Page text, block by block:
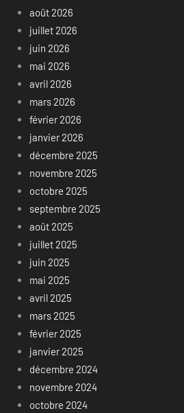
août 2026
juillet 2026
juin 2026
mai 2026
avril 2026
mars 2026
février 2026
janvier 2026
décembre 2025
novembre 2025
octobre 2025
septembre 2025
août 2025
juillet 2025
juin 2025
mai 2025
avril 2025
mars 2025
février 2025
janvier 2025
décembre 2024
novembre 2024
octobre 2024